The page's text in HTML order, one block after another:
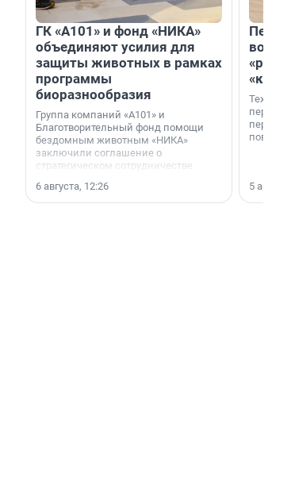
ГК «А101» и фонд «НИКА»
объединяют усилия для
защиты животных в рамках
программы
биоразнообразия
Группа компаний «А101» и
Благотворительный фонд помощи
бездомным животным «НИКА»
заключили соглашение о
стратегическом сотрудничестве.
6 августа, 12:26
5